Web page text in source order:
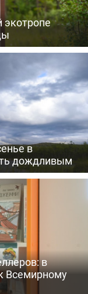
экотропе
в
дождливым
в
Всемирному